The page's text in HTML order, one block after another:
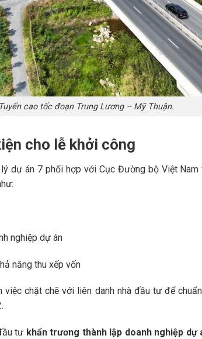
Tuyến cao tốc đoạn Trung Lương – Mỹ Thuận.
cho lễ khởi công
dự án 7 phối hợp với Cục Đường bộ Việt
nghiệp dự án
năng thu xếp vốn
việc chặt chẽ với liên danh nhà đầu tư để
tư khẩn trương thành lập doanh nghiệp dự